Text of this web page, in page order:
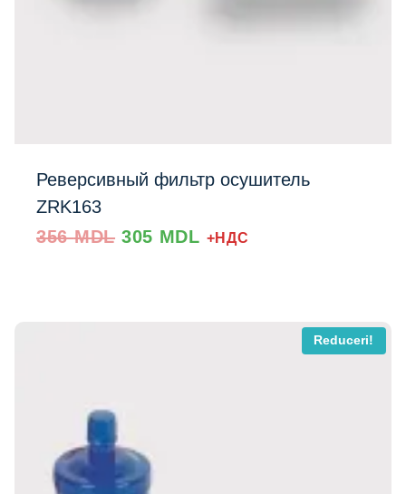
Реверсивный фильтр осушитель
ZRK163
356MDL Prețul
305 MDLPrețul
+НДС
Reduceri!